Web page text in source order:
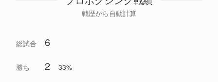
戦歴から自動計算
総試合 6
勝ち 2 33%